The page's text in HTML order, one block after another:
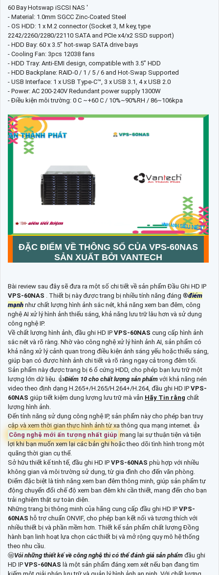
60 Bay Hotswap iSCSI NAS '
- Material: 1.0mm SGCC Zinc-Coated Steel
- OS HDD: 1 x M.2 connector (Socket 3, M key, type
2242/2260/2280/22110 SATA and PCIe x4/x2 SSD support)
- HDD Bay: 60 x 3.5” hot-swap SATA drive bays
- Cooling Fan: 3pcs 12038 fans
- HDD Tray: Anti-EMI design, compatible with 3.5” HDD
- HDD Backplane: RAID-0 / 1 / 5 / 6 and Hot-Swap Supported
- USB Interface: 1 x USB Type-C™, 3 x USB 3.1, 4 x USB 2.0
- Power: AC 200-240V Redundant power supply 1300W
- Điều kiện môi trường: 0 C ~+60 C / 10%~90%RH / 86~106kpa
ĐẶC ĐIỂM VỀ THÔNG SỐ CỦA VPS-60NAS
SẢN XUẤT BỞI VANTECH
Bài review sau đây sẽ đưa ra một số chi tiết về sản phẩm Đầu Ghi HD IP
VPS-60NAS
. Thiết bị này được trang bị nhiều tính năng đáng ®️điểm
mạnh như chất lượng hình ảnh sắc nét, khả năng xem ban đêm, công
nghệ AI xử lý hình ảnh thiếu sáng, khả năng lưu trữ lâu hơn và sử dụng
công nghệ IP.
Về chất lượng hình ảnh, đầu ghi HD IP VPS-60NAS cung cấp hình ảnh
sắc nét và rõ ràng. Nhờ vào công nghệ xử lý hình ảnh AI, sản phẩm có
khả năng xử lý cảnh quan trong điều kiện ánh sáng yếu hoặc thiếu sáng,
giúp bạn có được hình ảnh chi tiết và rõ ràng ngay cả trong đêm tối.
Sản phẩm này được trang bị 6 ổ cứng HDD, cho phép bạn lưu trữ một
lượng lớn dữ liệu. 👍Điểm 10 cho chất lượng sản phẩm với khả năng nén
video theo định dạng H.265+/H.265/H.264+/H.264, đầu ghi HD IP VPS-
60NAS giúp tiết kiệm dung lượng lưu trữ mà vẫn Hãy Tin rằng chất
lượng hình ảnh.
Đến tính năng sử dụng công nghệ IP, sản phẩm này cho phép bạn truy
cập và xem thời gian thực hình ảnh từ xa thông qua mạng internet. 👍
Công nghệ mới ấn tượng nhất giúp mang lại sự thuận tiện và tiện
lợi khi bạn muốn xem lại các bản ghi hoặc theo dõi tình hình trong một
quãng thời gian cụ thể.
Sở hữu thiết kế tinh tế, đầu ghi HD IP VPS-60NAS phù hợp với nhiều
không gian và môi trường sử dụng, từ gia đình cho đến văn phòng.
Điểm đặc biệt là tính năng xem ban đêm thông minh, giúp sản phẩm tự
động chuyển đổi chế độ xem ban đêm khi cần thiết, mang đến cho bạn
trải nghiệm thật sự toàn diện.
Những trang bị thông minh của hãng cung cấp đầu ghi HD IP VPS-
60NAS hỗ trợ chuẩn ONVIF, cho phép bạn kết nối và tương thích với
nhiều thiết bị và phần mềm hơn. Thiết kế sản phẩm chất lượng Đồng
hành bạn linh hoạt lựa chọn các thiết bị và mở rộng quy mô hệ thống
theo nhu cầu.
ⓌVói những thiết kế về công nghệ thì có thể đánh giá sản phẩm đầu ghi
HD IP VPS-60NAS là một sản phẩm đáng xem xét nếu bạn đang tìm